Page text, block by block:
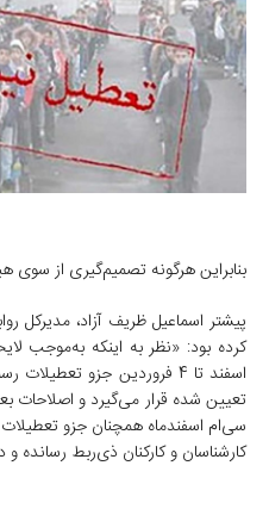
بنابراین هرگونه تصمیم‌گیری از
تعیین شده قرار می‌گیرد و اصلاحات
سی‌ام اسفند‌ماه همچنان جزو
کارشناسان و کارکنان ذی‌ربط رسانده